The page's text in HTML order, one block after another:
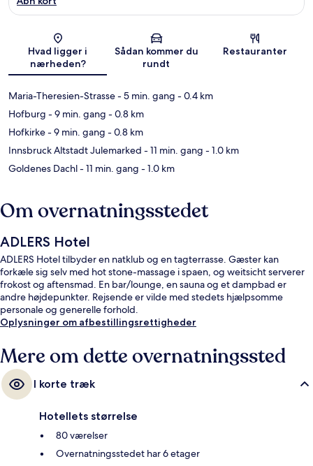
Kort
Hvad ligger i
nærheden?
Sådan kommer du
rundt
Restauranter
Maria-Theresien-Strasse- 5 min. gang - 0.4 km
Hofburg - 9 min. gang - 0.8 km
Hofkirke- 9 min. gang - 0.8 km
Innsbruck Altstadt Julemarked - 11 min. gang - 1.0 km
Goldenes Dachl- 11 min. gang - 1.0 km
Om overnatningsstedet
ADLERS Hotel
ADLERS Hotel tilbyder en natklub og en tagterrasse. Gæster kan
forkæle sig selv med hot stone-massage i spaen, og weitsicht serverer
frokost og aftensmad. En bar/lounge, en sauna og et dampbad er
andre højdepunkter. Rejsende er vilde med stedets hjælpsomme
personale og generelle forhold.
Oplysninger om afbestillingsrettigheder
Mere om dette overnatningssted
I korte træk
Hotellets størrelse
80 værelser
Overnatningsstedet har 6 etager